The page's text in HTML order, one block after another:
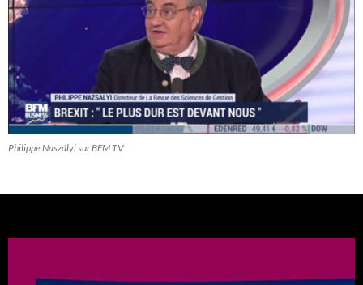
Philippe Naszályi sur BFM TV